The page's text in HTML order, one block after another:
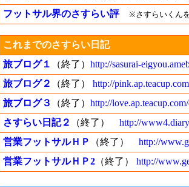
フットサル界のさすらい評 ※さすらいくん
これまでのさすらい日記
旅ブログ１
（終了） http://sasurai-
旅ブログ２
（終了） http://
旅ブログ３
（終了） http://
さすらい日記２
（終了） http://
営業フットサルＨＰ
（終了） http://
営業フットサルＨＰ2 （終了） http://